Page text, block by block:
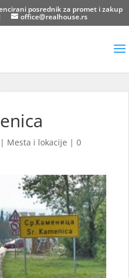
posrednik za promet i zakup
office@realhouse.rs
| Mesta i lokacije | 0